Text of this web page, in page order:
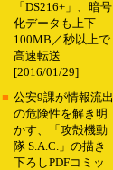
「DS216+」、暗号
化データも上下
100MB／秒以上で
高速転送
[2016/01/29]
■ 公安9課が情報流出
の危険性を解き明
かす、「攻殻機動
隊 S.A.C.」の描き
下ろしPDFコミッ